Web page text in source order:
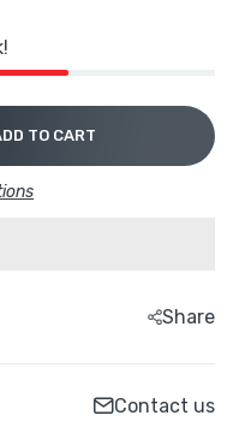
TO CART
Share
Contact us